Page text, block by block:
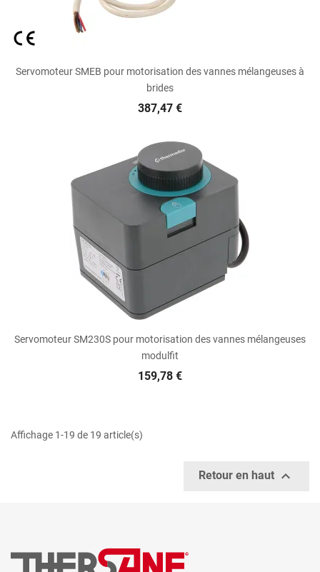
Servomoteur SMEB pour motorisation des vannes mélangeuses à
brides
387,47 €
Servomoteur SM230S pour motorisation des vannes mélangeuses
modulfit
159,78 €
Affichage 1-19 de 19 article(s)
Retour en haut 